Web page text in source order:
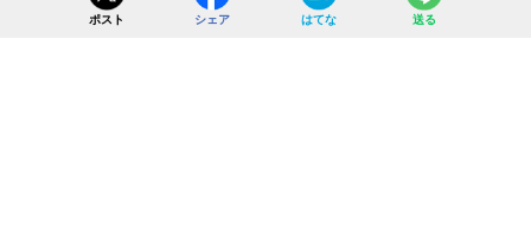
ポスト シェア はてな 送る